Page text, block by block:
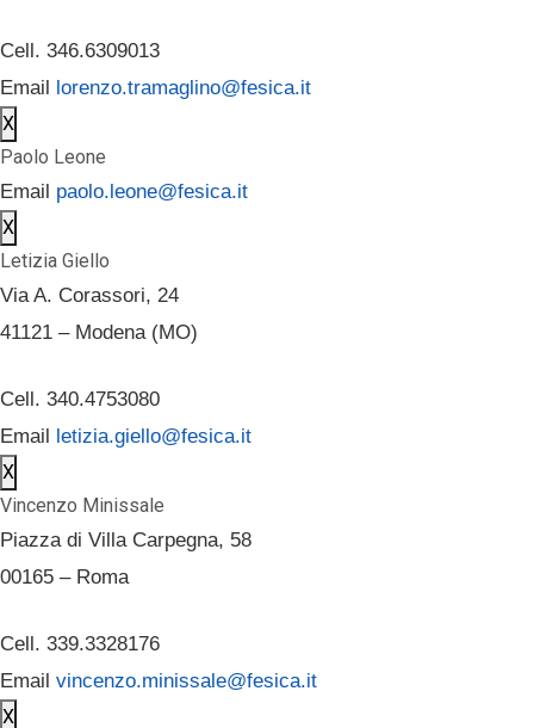
Cell. 346.6309013
Email lorenzo.tramaglino@fesica.it
X
Paolo Leone
Email paolo.leone@fesica.it
X
Letizia Giello
Via A. Corassori, 24
41121 – Modena (MO)
Cell. 340.4753080
Email letizia.giello@fesica.it
X
Vincenzo Minissale
Piazza di Villa Carpegna, 58
00165 – Roma
Cell. 339.3328176
Email vincenzo.minissale@fesica.it
X